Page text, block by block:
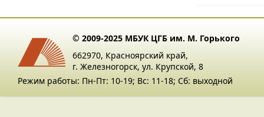
© 2009-2025 МБУК ЦГБ им. М. Горького
662970, Красноярский край,
г. Железногорск, ул. Крупской, 8
Режим работы: Пн-Пт: 10-19; Вс: 11-18; Сб: выходной